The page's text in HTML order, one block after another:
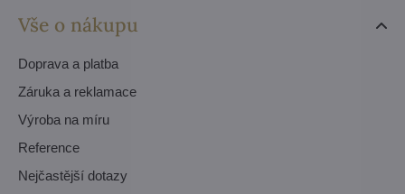
Vše o nákupu
Doprava a platba
Záruka a reklamace
Výroba na míru
Reference
Nejčastější dotazy